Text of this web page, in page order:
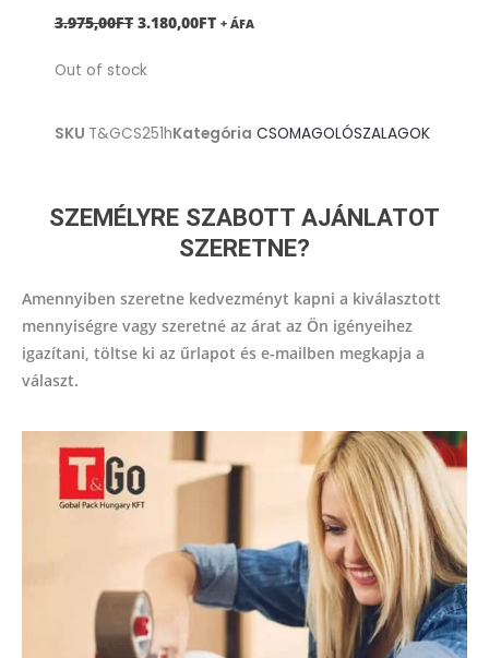
3.975,00FT ORIGINAL
WAS:
3.180,00FTCURRENT
+ ÁFA
Out of stock
SKU T&GCS251hKategória CSOMAGOLÓSZALAGOK
SZEMÉLYRE SZABOTT AJÁNLATOT
SZERETNE?
Amennyiben szeretne kedvezményt kapni a kiválasztott
mennyiségre vagy szeretné az árat az Ön igényeihez
igazítani, töltse ki az űrlapot és e-mailben megkapja a
választ.